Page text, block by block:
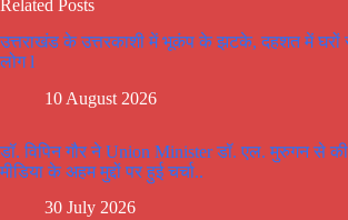
Related Posts
उत्तराखंड के उत्तरकाशी में भूकंप के झटके, दहशत में घरों
लोग l
10 August 2026
डॉ. विपिन गौर ने Union Minister डॉ. एल. मुरुगन से
मीडिया के अहम मुद्दों पर हुई चर्चा..
30 July 2026